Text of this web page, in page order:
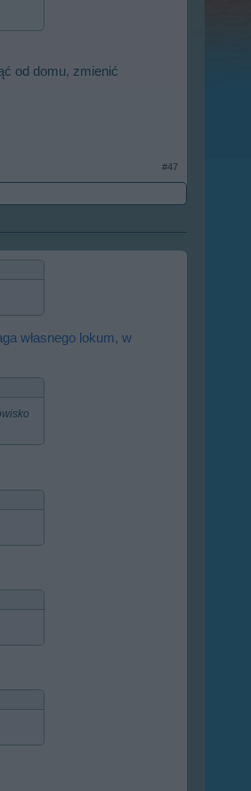
od domu, zmienić
#47
własnego lokum, w